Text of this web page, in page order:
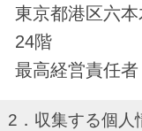
東京都港区六
24階
最高経営責任
2．収集する個人